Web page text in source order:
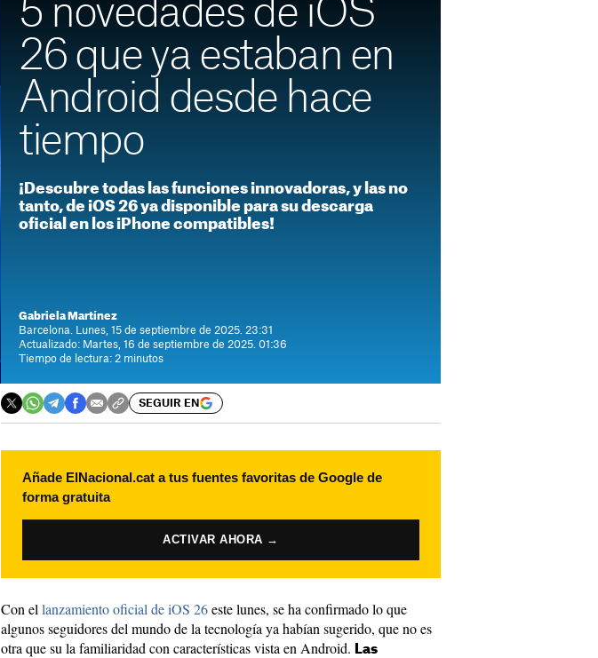
5 novedades de iOS
26 que ya estaban en
Android desde hace
tiempo
¡Descubre todas las funciones innovadoras, y las no
tanto, de iOS 26 ya disponible para su descarga
oficial en los iPhone compatibles!
Gabriela Martínez
Barcelona. Lunes, 15 de septiembre de 2025. 23:31
Actualizado: Martes, 16 de septiembre de 2025. 01:36
Tiempo de lectura: 2 minutos
SEGUIR EN
Añade ElNacional.cat a tus fuentes favoritas de Google de
forma gratuita
ACTIVAR AHORA →
Con el lanzamiento oficial de iOS 26este lunes, se ha confirmado lo que
algunos seguidores del mundo de la tecnología ya habían sugerido, que no es
otra que su la familiaridad con características vista en Android. Las